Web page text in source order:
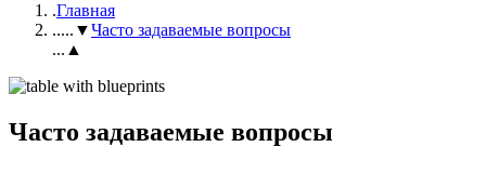
.Главная
.....▼Часто задаваемые вопросы
...▲
Часто задаваемые вопросы